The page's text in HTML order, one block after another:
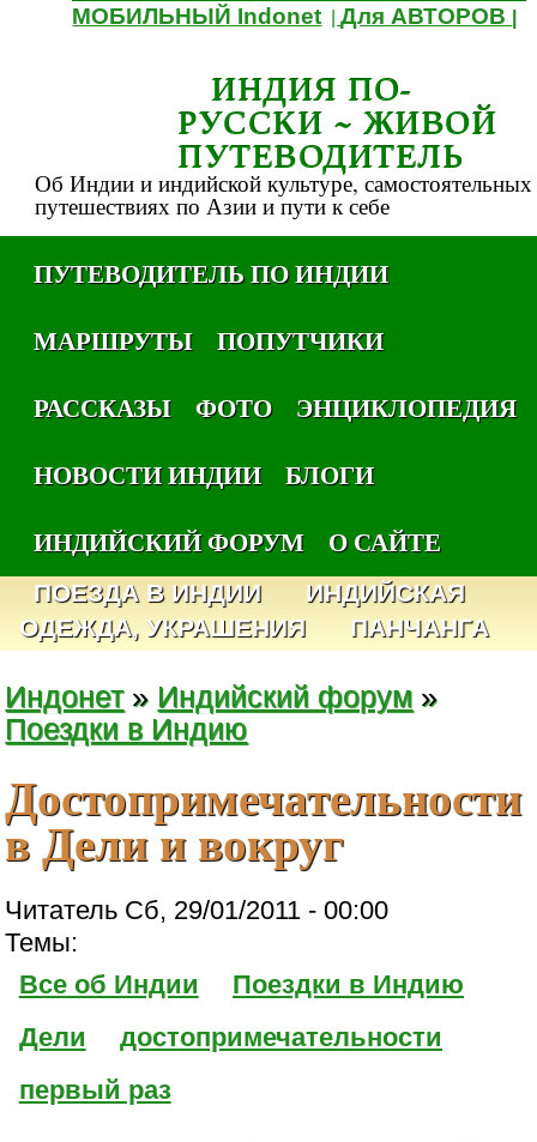
МОБИЛЬНЫЙ Indonet |Для АВТОРОВ
ИНДИЯ ПО-
РУССКИ ~ ЖИВОЙ
ПУТЕВОДИТЕЛЬ
Об Индии и индийской культуре, самостоятельных
путешествиях по Азии и пути к себе
ПУТЕВОДИТЕЛЬ ПО ИНДИИ
МАРШРУТЫ
ПОПУТЧИКИ
РАССКАЗЫ
ФОТО
ЭНЦИКЛОПЕДИЯ
НОВОСТИ ИНДИИ
БЛОГИ
ИНДИЙСКИЙ ФОРУМ
О САЙТЕ
ПОЕЗДА В ИНДИИ
ИНДИЙСКАЯ
ОДЕЖДА, УКРАШЕНИЯ
ПАНЧАНГА
Индонет» Индийский форум »
Поездки в Индию
Достопримечательности
в Дели и вокруг
Читатель Сб, 29/01/2011 - 00:00
Темы:
Все об Индии
Поездки в Индию
Дели
достопримечательности
первый раз